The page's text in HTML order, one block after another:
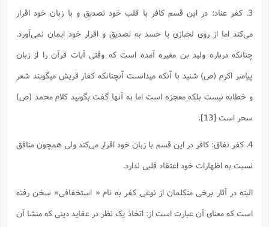
3. کفر عناد: در این قسم کافر با قلب خود تصدیق و با زبان خود اقرار
می‌کند اما از روی لجبازی یا حسد به تصدیق و اقرار خود ایمان نمی‌آورد.
چنانکه درباره ولید بن مغیره آمده است که وقتی آیات قرآن را از زبان
پیامبر اکرم (ص) شنید با آنکه میدانست آنچنانکه کفار قریش میگویند شعر
و خطابه نیست بلکه معجزه است اما به آنها گفت بگویید کلام محمد (ص)
سحر است[13]
.
4. کفر نفاق: کافر در این قسم با زبان خود اقرار می‌کند ولی همچون منافق
نسبت به اظهارات خود اعتقاد قلبی ندارد.
البته در آثار برخی متکلمان از نوعی کفر به نام « استخفافی» سخن رفته
است که معنای آن عبارت است از: اتخاذ یک نظر در عقاید دینی که منشا آن